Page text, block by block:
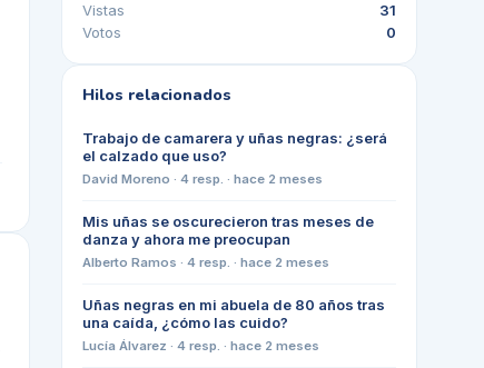
Vistas
31
Votos
0
Hilos relacionados
Trabajo de camarera y uñas negras: ¿será
el calzado que uso?
David Moreno · 4 resp. · hace 2 meses
Mis uñas se oscurecieron tras meses de
danza y ahora me preocupan
Alberto Ramos · 4 resp. · hace 2 meses
Uñas negras en mi abuela de 80 años tras
una caída, ¿cómo las cuido?
Lucía Álvarez · 4 resp. · hace 2 meses